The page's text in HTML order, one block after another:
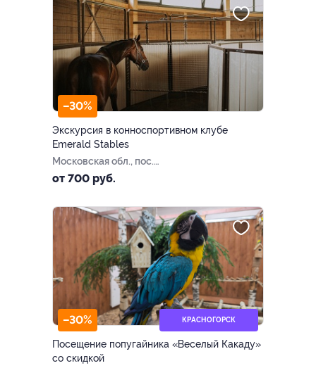
–30%
Экскурсия в конноспортивном клубе
Emerald Stables
Московская обл., пос.
Нарынка, тер. отеля
от 700 руб.
–30% КРАСНОГОРСК
Посещение попугайника «Веселый Какаду»
со скидкой